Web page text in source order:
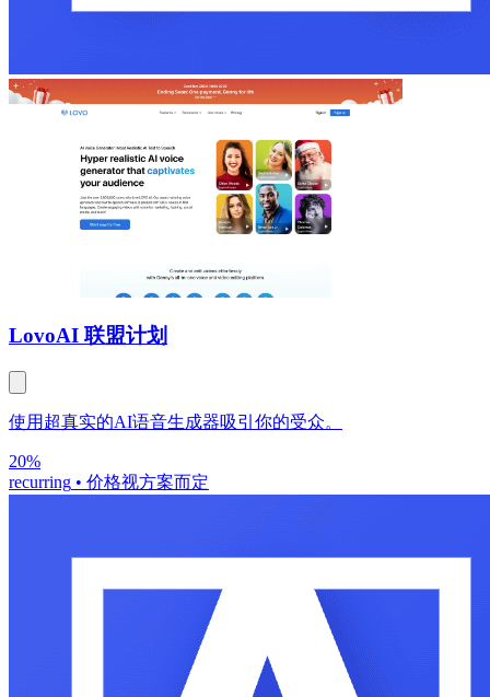
LovoAI 联盟计划
使用超真实的AI语音生成器吸引你的受众。
20%
recurring • 价格视方案而定